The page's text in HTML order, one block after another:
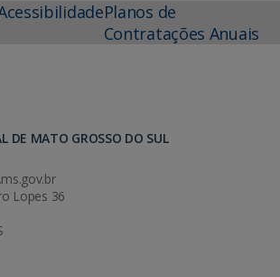
Planos de
Contratações Anuais
DE MATO GROSSO DO SUL
Lopes 36